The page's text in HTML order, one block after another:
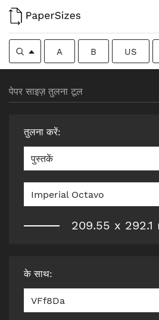
A B US
पेपर साइज़ तुलना टूल
तुलना करें:
पुस्तकें
Imperial Octavo
209.55 x 292.1
के साथ:
VFf8Da